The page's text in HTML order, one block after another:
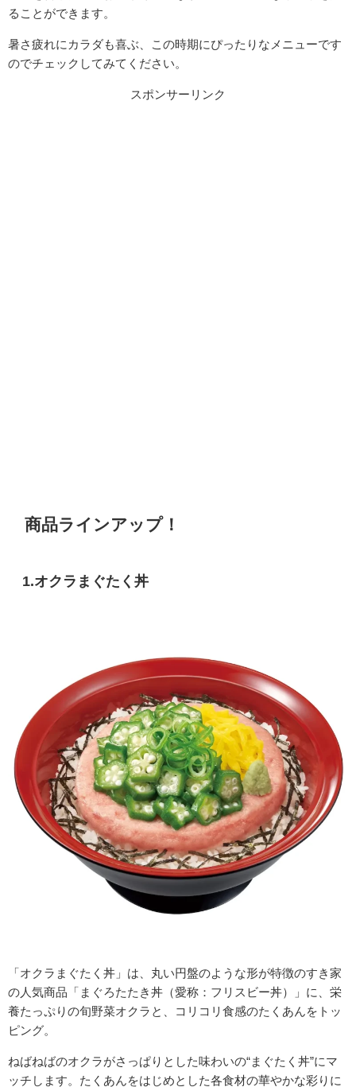
ることができます。
暑さ疲れにカラダも喜ぶ、この時期にぴったりなメニューです
のでチェックしてみてください。
スポンサーリンク
商品ラインアップ！
1.オクラまぐたく丼
「オクラまぐたく丼」は、丸い円盤のような形が特徴のすき家
の人気商品「まぐろたたき丼（愛称：フリスビー丼）」に、栄
養たっぷりの旬野菜オクラと、コリコリ食感のたくあんをトッ
ピング。
ねばねばのオクラがさっぱりとした味わいの“まぐたく丼”にマ
ッチします。たくあんをはじめとした各食材の華やかな彩りに